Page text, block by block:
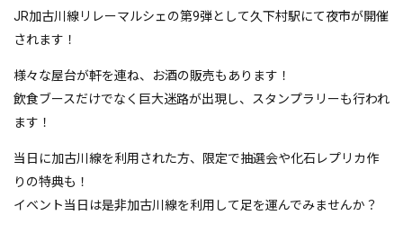
JR加古川線リレーマルシェの第9弾として久下村駅にて夜市が開催
されます！
様々な屋台が軒を連ね、お酒の販売もあります！
飲食ブースだけでなく巨大迷路が出現し、スタンプラリーも行われ
ます！
当日に加古川線を利用された方、限定で抽選会や化石レプリカ作
りの特典も！
イベント当日は是非加古川線を利用して足を運んでみませんか？